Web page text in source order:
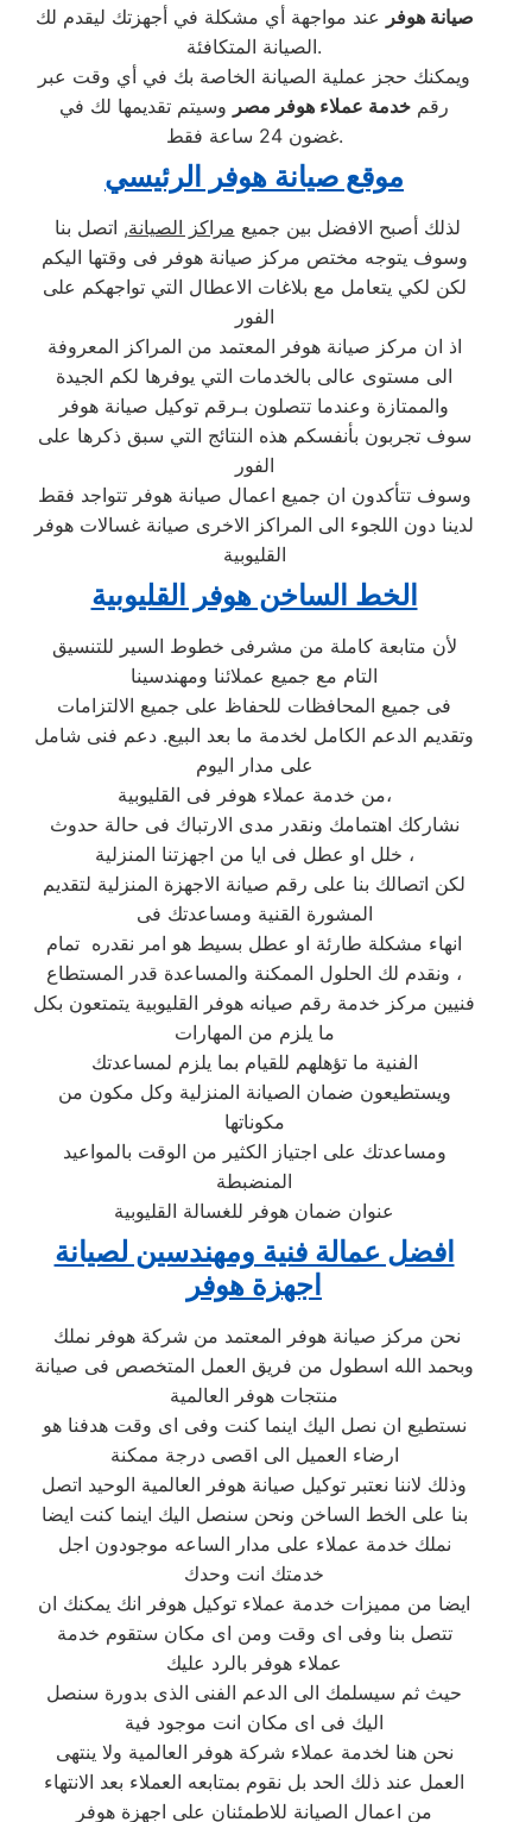
صيانة هوفر عند مواجهة أي مشكلة في أجهزتك ليقدم لك
الصيانة المتكافئة.
ويمكنك حجز عملية الصيانة الخاصة بك في أي وقت عبر
رقم خدمة عملاء هوفر مصر وسيتم تقديمها لك في
غضون 24 ساعة فقط.
موقع صيانة هوفر الرئيسي
لذلك أصبح الافضل بين جميع مراكز الصيانة, اتصل بنا
وسوف يتوجه مختص مركز صيانة هوفر فى وقتها اليكم
لكن لكي يتعامل مع بلاغات الاعطال التي تواجهكم على
الفور
اذ ان مركز صيانة هوفر المعتمد من المراكز المعروفة
الى مستوى عالى بالخدمات التي يوفرها لكم الجيدة
والممتازة وعندما تتصلون بـرقم توكيل صيانة هوفر
سوف تجربون بأنفسكم هذه النتائج التي سبق ذكرها على
الفور
وسوف تتأكدون ان جميع اعمال صيانة هوفر تتواجد فقط
لدينا دون اللجوء الى المراكز الاخرى صيانة غسالات هوفر
القليوبية
الخط الساخن هوفر القليوبية
لأن متابعة كاملة من مشرفى خطوط السير للتنسيق
التام مع جميع عملائنا ومهندسينا
فى جميع المحافظات للحفاظ على جميع الالتزامات
وتقديم الدعم الكامل لخدمة ما بعد البيع. دعم فنى شامل
على مدار اليوم
من خدمة عملاء هوفر فى القليوبية،
نشاركك اهتمامك ونقدر مدى الارتباك فى حالة حدوث
خلل او عطل فى ايا من اجهزتنا المنزلية ،
لكن اتصالك بنا على رقم صيانة الاجهزة المنزلية لتقديم
المشورة القنية ومساعدتك فى
انهاء مشكلة طارئة او عطل بسيط هو امر نقدره تمام
ونقدم لك الحلول الممكنة والمساعدة قدر المستطاع ،
فنيين مركز خدمة رقم صيانه هوفر القليوبية يتمتعون بكل
ما يلزم من المهارات
الفنية ما تؤهلهم للقيام بما يلزم لمساعدتك
ويستطيعون ضمان الصيانة المنزلية وكل مكون من
مكوناتها
ومساعدتك على اجتياز الكثير من الوقت بالمواعيد
المنضبطة
عنوان ضمان هوفر للغسالة القليوبية
افضل عمالة فنية ومهندسين لصيانة
اجهزة هوفر
وبحمد الله اسطول من فريق العمل المتخصص فى صيانة
منتجات هوفر العالمية
نستطيع ان نصل اليك اينما كنت وفى اى وقت هدفنا هو
ارضاء العميل الى اقصى درجة ممكنة
وذلك لاننا نعتبر توكيل صيانة هوفر العالمية الوحيد اتصل
بنا على الخط الساخن ونحن سنصل اليك اينما كنت ايضا
نملك خدمة عملاء على مدار الساعه موجودون اجل
خدمتك انت وحدك
ايضا من مميزات خدمة عملاء توكيل هوفر انك يمكنك ان
تتصل بنا وفى اى وقت ومن اى مكان ستقوم خدمة
عملاء هوفر بالرد عليك
حيث ثم سيسلمك الى الدعم الفنى الذى بدورة سنصل
اليك فى اى مكان انت موجود فية
نحن هنا لخدمة عملاء شركة هوفر العالمية ولا ينتهى
العمل عند ذلك الحد بل نقوم بمتابعه العملاء بعد الانتهاء
من اعمال الصيانة للاطمئنان على اجهزة هوفر